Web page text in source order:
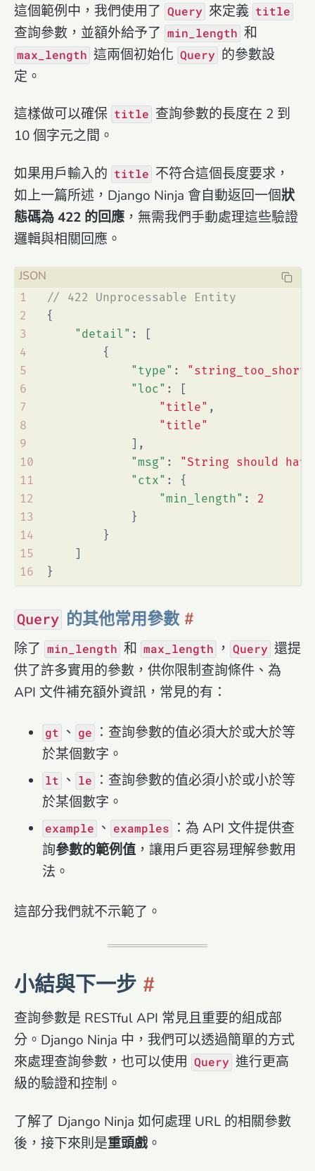
這個範例中，我們使用了 Query 來定義 title
查詢參數，並額外給予了 min_length 和
max_length 這兩個初始化 Query 的參數設
定。
這樣做可以確保 title 查詢參數的長度在 2 到
10 個字元之間。
如果用戶輸入的 title 不符合這個長度要求，
如上一篇所述，Django Ninja 會自動返回一個狀
態碼為 422 的回應 ，無需我們手動處理這些驗證
邏輯與相關回應。
1
2
3
4
5
6
7
8
9
10
11
12
13
14
15
16
// 422 Unprocessable Entity
{
"detail" :
[
{
"type" : "string_too_short"
"loc" :
[
"title" ,
"title"
] ,
"msg" :
"String should
"ctx" :
{
"min_length" :
2
}
}
]
}
Query 的其他常用參數
除了 min_length 和 max_length ， Query 還提
供了許多實用的參數，供你限制查詢條件、為
API 文件補充額外資訊，常見的有：
gt 、 ge
：查詢參數的值必須大於或大於等
於某個數字。
lt 、 le
：查詢參數的值必須小於或小於等
於某個數字。
example 、 examples
：為 API 文件提供查
詢參數的範例值 ，讓用戶更容易理解參數用
法。
這部分我們就不示範了。
小結與下一步
查詢參數是 RESTful API 常見且重要的組成部
分。Django Ninja 中，我們可以透過簡單的方式
來處理查詢參數，也可以使用 Query 進行更高
級的驗證和控制。
了解了 Django Ninja 如何處理 URL 的相關參數
後，接下來則是重頭戲 。